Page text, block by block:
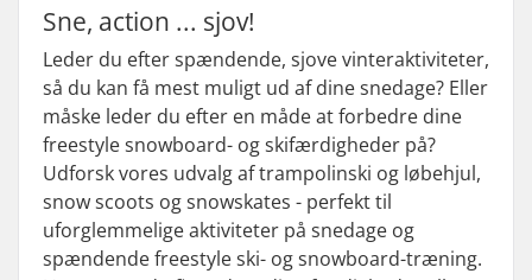
Sne, action ... sjov!
Leder du efter spændende, sjove vinteraktiviteter,
så du kan få mest muligt ud af dine snedage? Eller
måske leder du efter en måde at forbedre dine
freestyle snowboard- og skifærdigheder på?
Udforsk vores udvalg af trampolinski og løbehjul,
snow scoots og snowskates - perfekt til
uforglemmelige aktiviteter på snedage og
spændende freestyle ski- og snowboard-træning.